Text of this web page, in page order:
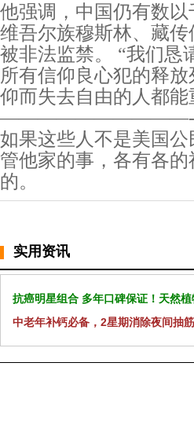
他强调，中国仍有数
维吾尔族穆斯林、藏
被非法监禁。 “我们恳
所有信仰良心犯的释
仰而失去自由的人都能
——————————-
如果这些人不是美国
管他家的事，各有各
的。
实用资讯
抗癌明星组合 多年口碑保证！天然
中老年补钙必备，2星期消除夜间抽